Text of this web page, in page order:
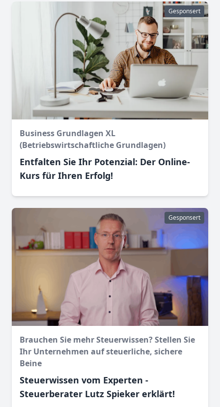
Gesponsert
Business Grundlagen XL
(Betriebswirtschaftliche Grundlagen)
Entfalten Sie Ihr Potenzial: Der Online-
Kurs für Ihren Erfolg!
Gesponsert
Brauchen Sie mehr Steuerwissen? Stellen Sie
Ihr Unternehmen auf steuerliche, sichere
Beine
Steuerwissen vom Experten -
Steuerberater Lutz Spieker erklärt!